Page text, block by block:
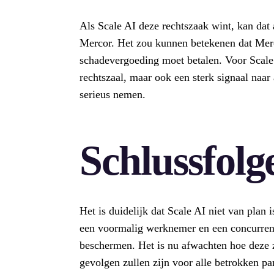
Als Scale AI deze rechtszaak wint, kan
Mercor. Het zou kunnen betekenen dat
schadevergoeding moet betalen. Voor
rechtszaal, maar ook een sterk signaal
serieus nemen.
Het is duidelijk dat Scale AI niet van plan
een voormalig werknemer en een
beschermen. Het is nu afwachten hoe
gevolgen zullen zijn voor alle betrokken